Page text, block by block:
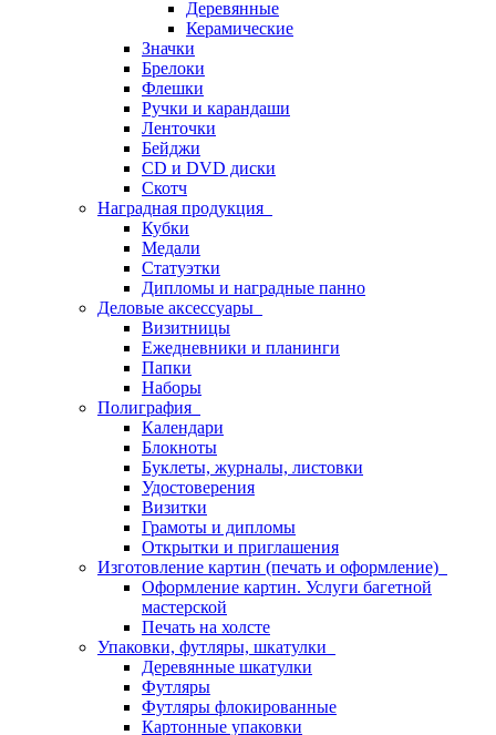
Деревянные
Керамические
Значки
Брелоки
Флешки
Ручки и карандаши
Ленточки
Бейджи
CD и DVD диски
Скотч
Наградная продукция
Кубки
Медали
Статуэтки
Дипломы и наградные панно
Деловые аксессуары
Визитницы
Ежедневники и планинги
Папки
Наборы
Полиграфия
Календари
Блокноты
Буклеты, журналы, листовки
Удостоверения
Визитки
Грамоты и дипломы
Открытки и приглашения
Изготовление картин (печать и оформление)
Оформление картин. Услуги багетной
мастерской
Печать на холсте
Упаковки, футляры, шкатулки
Деревянные шкатулки
Футляры
Футляры флокированные
Картонные упаковки